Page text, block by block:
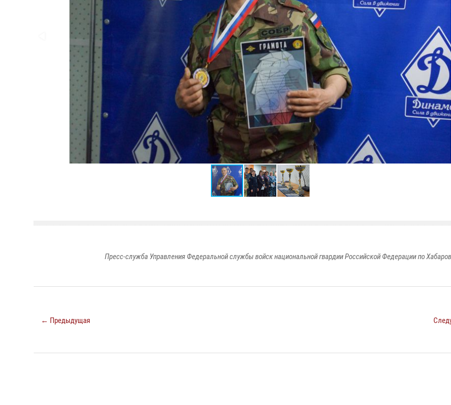
Пресс-служба Управления Федеральной службы войск национальной гвардии Российской Федерации по
← Предыдущая